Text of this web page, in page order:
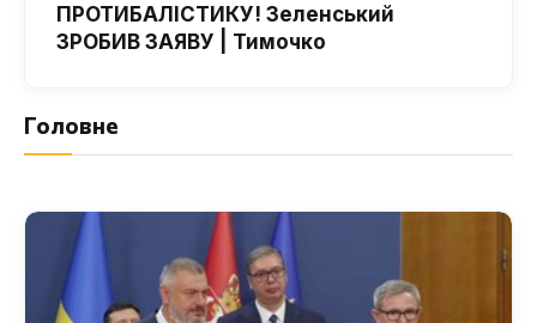
ПРОТИБАЛІСТИКУ! Зеленський
ЗРОБИВ ЗАЯВУ | Тимочко
Головне